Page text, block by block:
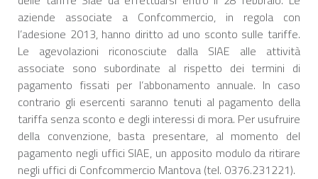
aziende associate a Confcommercio, in regola con
l’adesione 2013, hanno diritto ad uno sconto sulle tariffe.
Le agevolazioni riconosciute dalla SIAE alle attività
associate sono subordinate al rispetto dei termini di
pagamento fissati per l’abbonamento annuale. In caso
contrario gli esercenti saranno tenuti al pagamento della
tariffa senza sconto e degli interessi di mora. Per usufruire
della convenzione, basta presentare, al momento del
pagamento negli uffici SIAE, un apposito modulo da ritirare
negli uffici di Confcommercio Mantova (tel. 0376.231221).